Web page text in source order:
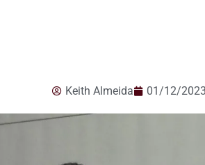
Keith Almeida 01/12/2023